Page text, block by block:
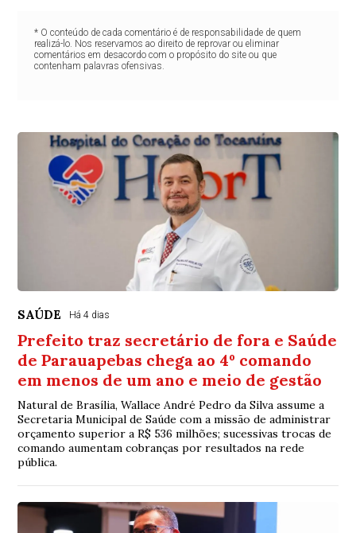
* O conteúdo de cada comentário é de responsabilidade de quem
realizá-lo. Nos reservamos ao direito de reprovar ou eliminar
comentários em desacordo com o propósito do site ou que
contenham palavras ofensivas.
SAÚDE Há 4 dias
Prefeito traz secretário de fora e Saúde
de Parauapebas chega ao 4º comando
em menos de um ano e meio de gestão
Natural de Brasília, Wallace André Pedro da Silva assume a
Secretaria Municipal de Saúde com a missão de administrar
orçamento superior a R$ 536 milhões; sucessivas trocas de
comando aumentam cobranças por resultados na rede
pública.